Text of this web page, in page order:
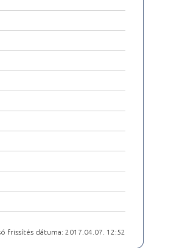
frissítés dátuma: 2017.04.07. 12:52